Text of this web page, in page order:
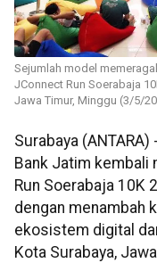
Sejumlah model
JConnect Run Soerabaja
Jawa Timur, Minggu (3/5/
Surabaya (ANTARA) -
Bank Jatim kembali
Run Soerabaja 10K
dengan menambah
ekosistem digital
Kota Surabaya,